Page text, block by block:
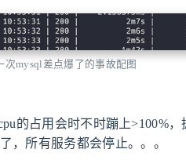
次mysql差点爆了的事故配图
的占用会时不时蹦上>100%
，所有服务都会停止。。。